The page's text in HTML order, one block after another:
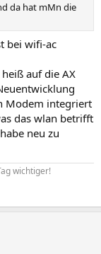
da hat mMn die
bei wifi-ac
auf die AX
Modem integriert
das wlan betrifft
neu zu
wichtiger!